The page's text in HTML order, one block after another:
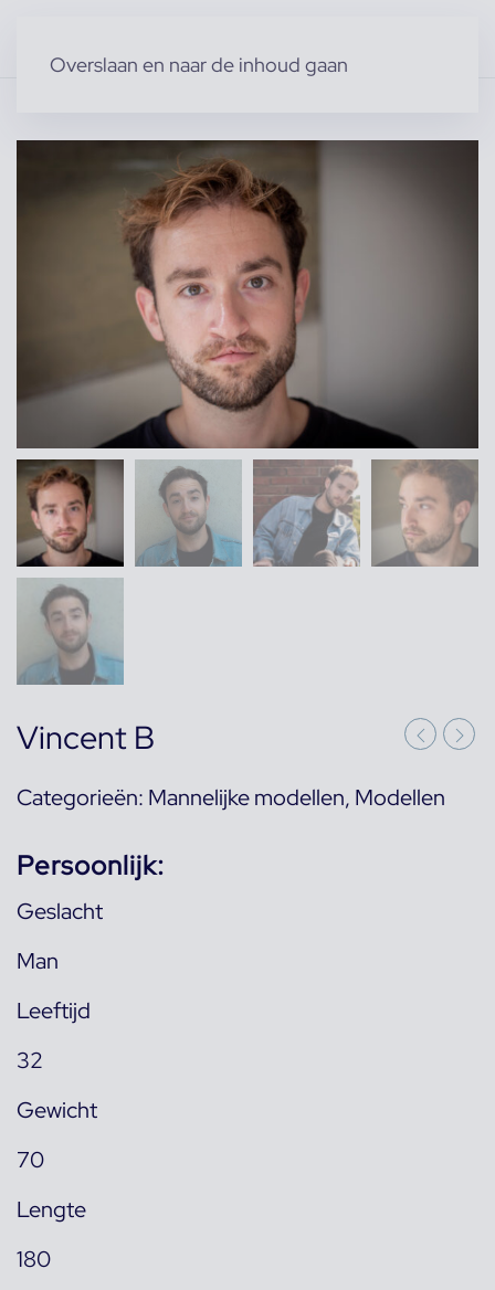
Overslaan en naar de inhoud gaan
Vincent B
Categorieën: Mannelijke modellen, Modellen
Persoonlijk:
Geslacht
Man
Leeftijd
32
Gewicht
70
Lengte
180